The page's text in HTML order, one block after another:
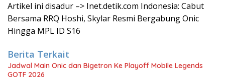
Artikel ini disadur –> Inet.detik.com Indonesia: Cabut
Bersama RRQ Hoshi, Skylar Resmi Bergabung Onic
Hingga MPL ID S16
Berita Terkait
Jadwal Main Onic dan Bigetron Ke Playoff Mobile Legends
GOTF 2026